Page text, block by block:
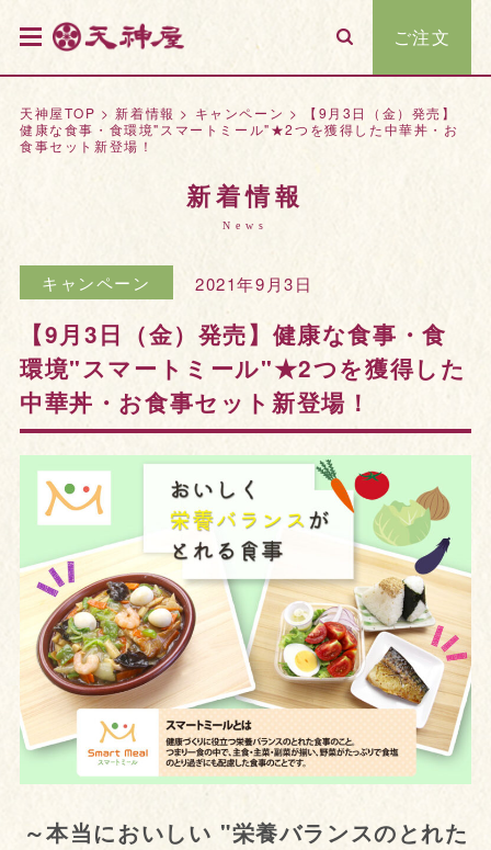
ご注文
天神屋TOP >新着情報 > キャンペーン >
【9月3日（金）発売】
健康な食事・食環境"スマートミール"★2つを獲得した中華丼・お
食事セット新登場！
新着情報
News
キャンペーン 2021年9月3日
【9月3日（金）発売】健康な食事・食
環境"スマートミール"★2つを獲得した
中華丼・お食事セット新登場！
～本当においしい "栄養バランスのとれた